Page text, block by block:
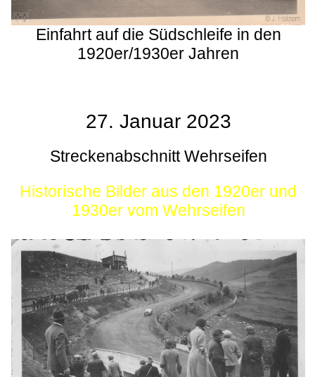
Einfahrt auf die Südschleife in den
1920er/1930er Jahren
27. Januar 2023
Streckenabschnitt Wehrseifen
Historische Bilder aus den 1920er und
1930er vom Wehrseifen